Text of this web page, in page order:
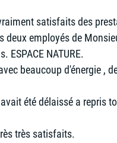
satisfaits des
deux employés de
ESPACE NATURE.
beaucoup d'énergie ,
été délaissé a repris
très satisfaits.